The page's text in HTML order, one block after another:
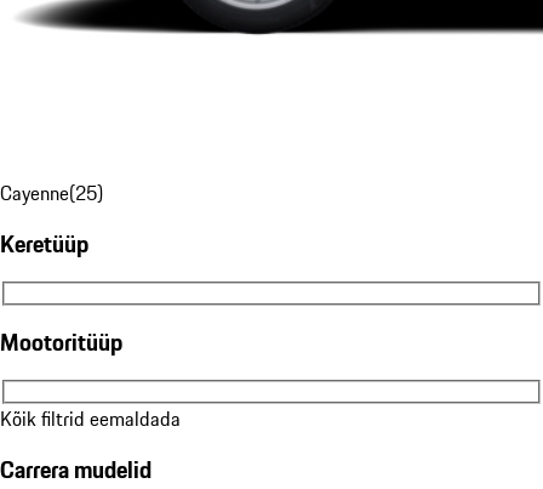
Cayenne(25)
Keretüüp
Keretüüp
Mootoritüüp
Mootoritüüp
Kõik filtrid eemaldada
Carrera mudelid